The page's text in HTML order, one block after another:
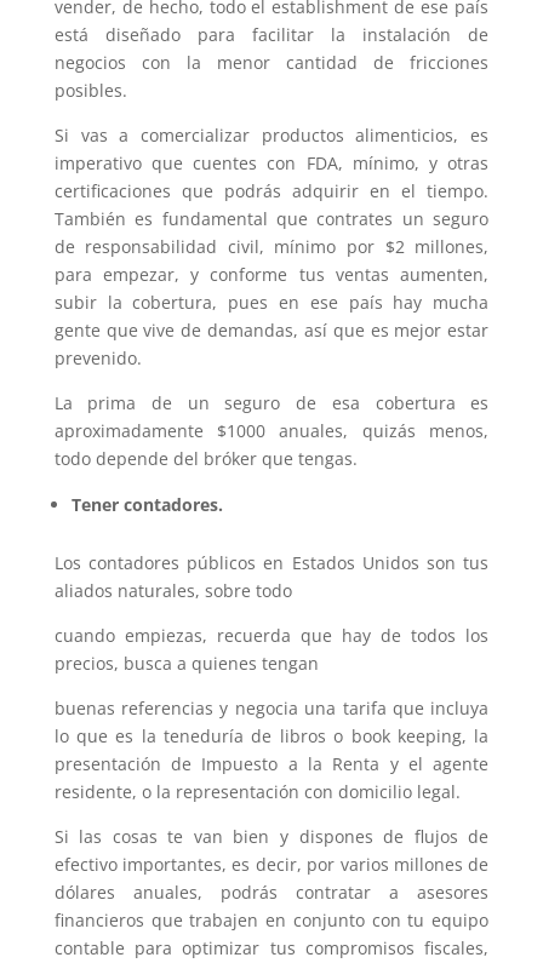
vender, de hecho, todo el establishment de ese país
está diseñado para facilitar la instalación de
negocios con la menor cantidad de fricciones
posibles.
Si vas a comercializar productos alimenticios, es
imperativo que cuentes con FDA, mínimo, y otras
certificaciones que podrás adquirir en el tiempo.
También es fundamental que contrates un seguro
de responsabilidad civil, mínimo por $2 millones,
para empezar, y conforme tus ventas aumenten,
subir la cobertura, pues en ese país hay mucha
gente que vive de demandas, así que es mejor estar
prevenido.
La prima de un seguro de esa cobertura es
aproximadamente $1000 anuales, quizás menos,
todo depende del bróker que tengas.
Tener contadores.
Los contadores públicos en Estados Unidos son tus
aliados naturales, sobre todo
cuando empiezas, recuerda que hay de todos los
precios, busca a quienes tengan
buenas referencias y negocia una tarifa que incluya
lo que es la teneduría de libros o book keeping, la
presentación de Impuesto a la Renta y el agente
residente, o la representación con domicilio legal.
Si las cosas te van bien y dispones de flujos de
efectivo importantes, es decir, por varios millones de
dólares anuales, podrás contratar a asesores
financieros que trabajen en conjunto con tu equipo
contable para optimizar tus compromisos fiscales,